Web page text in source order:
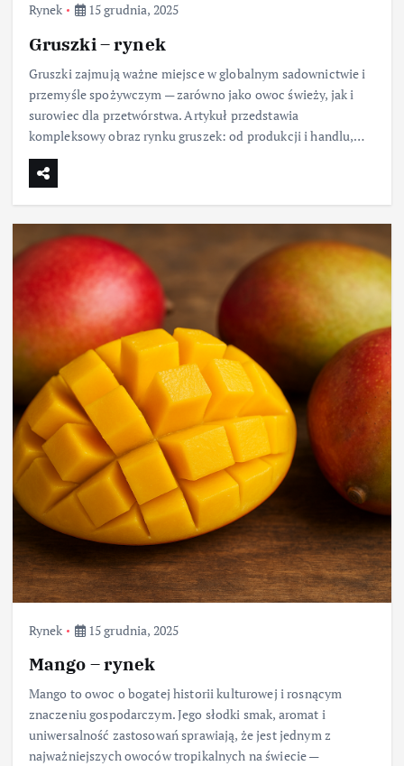
Rynek 15 grudnia, 2025
Gruszki – rynek
Gruszki zajmują ważne miejsce w globalnym sadownictwie i
przemyśle spożywczym — zarówno jako owoc świeży, jak i
surowiec dla przetwórstwa. Artykuł przedstawia
kompleksowy obraz rynku gruszek: od produkcji i handlu,…
Rynek 15 grudnia, 2025
Mango – rynek
Mango to owoc o bogatej historii kulturowej i rosnącym
znaczeniu gospodarczym. Jego słodki smak, aromat i
uniwersalność zastosowań sprawiają, że jest jednym z
najważniejszych owoców tropikalnych na świecie —